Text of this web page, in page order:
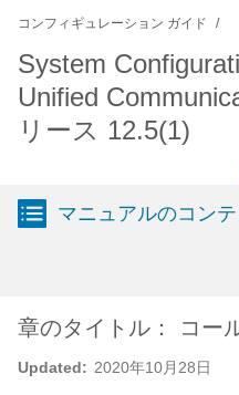
コンフィギュレーション ガイド
System
Unified
リース 12.5(1)
マニュアルのコン
Updated: 2020年10月28日
章のタイトル： コー